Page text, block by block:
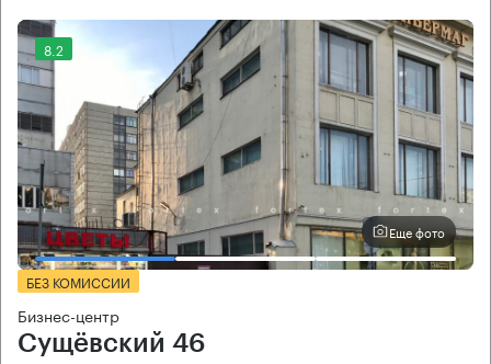
8.2
Еще фото
БЕЗ КОМИССИИ
Бизнес-центр
Сущёвский 46